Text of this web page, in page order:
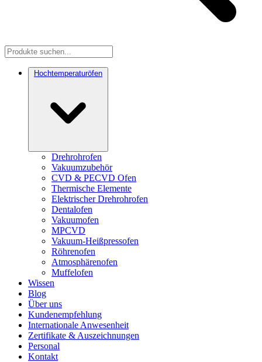
Hochtemperaturöfen
Drehrohrofen
Vakuumzubehör
CVD & PECVD Ofen
Thermische Elemente
Elektrischer Drehrohrofen
Dentalofen
Vakuumofen
MPCVD
Vakuum-Heißpressofen
Röhrenofen
Atmosphärenofen
Muffelofen
Wissen
Blog
Über uns
Kundenempfehlung
Internationale Anwesenheit
Zertifikate & Auszeichnungen
Personal
Kontakt